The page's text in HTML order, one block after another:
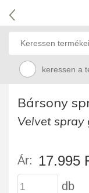
keressen a
Bársony
Velvet spray
Ár: 17.995
db